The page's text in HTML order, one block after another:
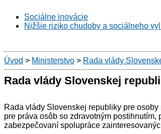
Sociálne inovácie
Nižšie riziko chudoby a sociálneho
Úvod > Ministerstvo > Rada vlády
Rada vlády Slovenskej
Rada vlády Slovenskej republiky pre
pre práva osôb so zdravotným
zabezpečovaní spolupráce